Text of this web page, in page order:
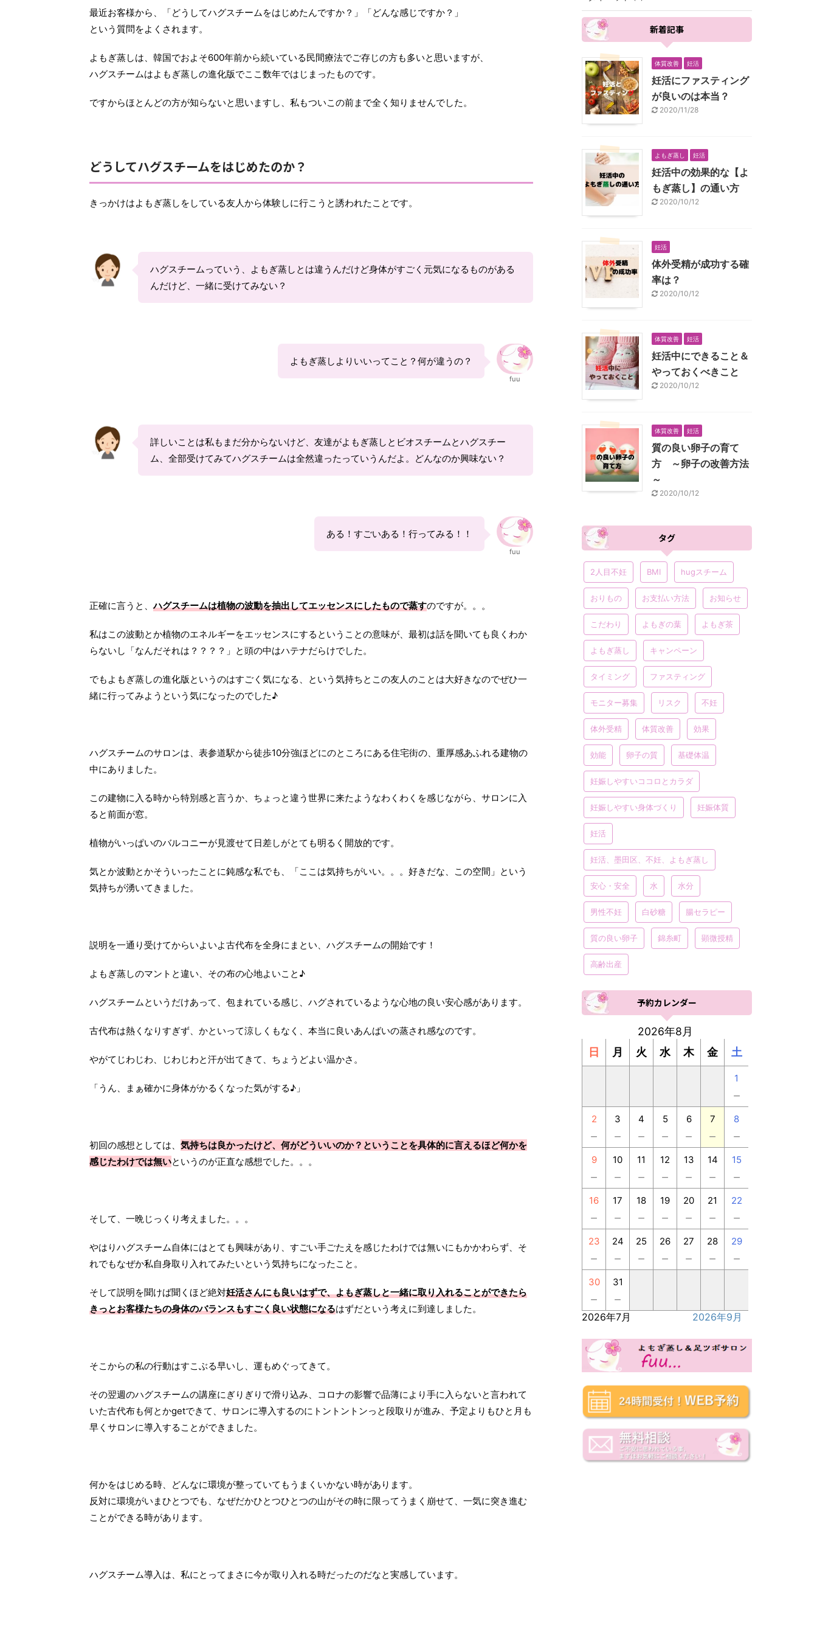
最近お客様から、「どうしてハグスチームをはじめたんですか？」「どんな感じですか？」
という質問をよくされます。
よもぎ蒸しは、韓国でおよそ600年前から続いている民間療法でご存じの方も多いと思いますが、
ハグスチームはよもぎ蒸しの進化版でここ数年ではじまったものです。
ですからほとんどの方が知らないと思いますし、私もついこの前まで全く知りませんでした。
どうしてハグスチームをはじめたのか？
きっかけはよもぎ蒸しをしている友人から体験しに行こうと誘われたことです。
ハグスチームっていう、よもぎ蒸しとは違うんだけど身体がすごく元気になるものがある
んだけど、一緒に受けてみない？
よもぎ蒸しよりいいってこと？何が違うの？
fuu
詳しいことは私もまだ分からないけど、友達がよもぎ蒸しとビオスチームとハグスチー
ム、全部受けてみてハグスチームは全然違ったっていうんだよ。どんなのか興味ない？
ある！すごいある！行ってみる！！
fuu
正確に言うと、ハグスチームは植物の波動を抽出してエッセンスにしたもので蒸すのですが。。。
私はこの波動とか植物のエネルギーをエッセンスにするということの意味が、最初は話を聞いても良くわか
らないし「なんだそれは？？？？」と頭の中はハテナだらけでした。
でもよもぎ蒸しの進化版というのはすごく気になる、という気持ちとこの友人のことは大好きなのでぜひ一
緒に行ってみようという気になったのでした♪
ハグスチームのサロンは、表参道駅から徒歩10分強ほどにのところにある住宅街の、重厚感あふれる建物の
中にありました。
この建物に入る時から特別感と言うか、ちょっと違う世界に来たようなわくわくを感じながら、サロンに入
ると前面が窓。
植物がいっぱいのバルコニーが見渡せて日差しがとても明るく開放的です。
気とか波動とかそういったことに鈍感な私でも、「ここは気持ちがいい。。。好きだな、この空間」という
気持ちが湧いてきました。
説明を一通り受けてからいよいよ古代布を全身にまとい、ハグスチームの開始です！
よもぎ蒸しのマントと違い、その布の心地よいこと♪
ハグスチームというだけあって、包まれている感じ、ハグされているような心地の良い安心感があります。
古代布は熱くなりすぎず、かといって涼しくもなく、本当に良いあんばいの蒸され感なのです。
やがてじわじわ、じわじわと汗が出てきて、ちょうどよい温かさ。
「うん、まぁ確かに身体がかるくなった気がする♪」
初回の感想としては、 気持ちは良かったけど、何がどういいのか？ということを具体的に言えるほど何かを
感じたわけでは無いというのが正直な感想でした。。。
そして、一晩じっくり考えました。。。
やはりハグスチーム自体にはとても興味があり、すごい手ごたえを感じたわけでは無いにもかかわらず、そ
れでもなぜか私自身取り入れてみたいという気持ちになったこと。
そして説明を聞けば聞くほど絶対妊活さんにも良いはずで、よもぎ蒸しと一緒に取り入れることができたら
きっとお客様たちの身体のバランスもすごく良い状態になるはずだという考えに到達しました。
そこからの私の行動はすこぶる早いし、運もめぐってきて。
その翌週のハグスチームの講座にぎりぎりで滑り込み、コロナの影響で品薄により手に入らないと言われて
いた古代布も何とかgetできて、サロンに導入するのにトントントンっと段取りが進み、予定よりもひと月も
早くサロンに導入することができました。
何かをはじめる時、どんなに環境が整っていてもうまくいかない時があります。
反対に環境がいまひとつでも、なぜだかひとつひとつの山がその時に限ってうまく崩せて、一気に突き進む
ことができる時があります。
ハグスチーム導入は、私にとってまさに今が取り入れる時だったのだなと実感しています。
新着記事
体質改善 妊活
妊活にファスティング
が良いのは本当？
2020/11/28
よもぎ蒸し 妊活
妊活中の効果的な【よ
もぎ蒸し】の通い方
2020/10/12
妊活
体外受精が成功する確
率は？
2020/10/12
体質改善 妊活
妊活中にできること＆
やっておくべきこと
2020/10/12
体質改善 妊活
質の良い卵子の育て
方 ～卵子の改善方法
～
2020/10/12
タグ
2人目不妊 BMI hugスチーム
おりもの お支払い方法 お知らせ
こだわり よもぎの葉 よもぎ茶
よもぎ蒸し キャンペーン
タイミング ファスティング
モニター募集 リスク 不妊
体外受精 体質改善 効果
効能 卵子の質 基礎体温
妊娠しやすいココロとカラダ
妊娠しやすい身体づくり 妊娠体質
妊活
妊活、墨田区、不妊、よもぎ蒸し
安心・安全 水 水分
男性不妊 白砂糖 腸セラピー
質の良い卵子 錦糸町 顕微授精
高齢出産
予約カレンダー
2026年8月
日
月 火 水 木 金 土
1
－
2
－
3
－
4
－
5
－
6
－
7
－
8
－
9
－
10
－
11
－
12
－
13
－
14
－
15
－
16
－
17
－
18
－
19
－
20
－
21
－
22
－
23
－
24
－
25
－
26
－
27
－
28
－
29
－
30
－
31
－
2026年7月 2026年9月